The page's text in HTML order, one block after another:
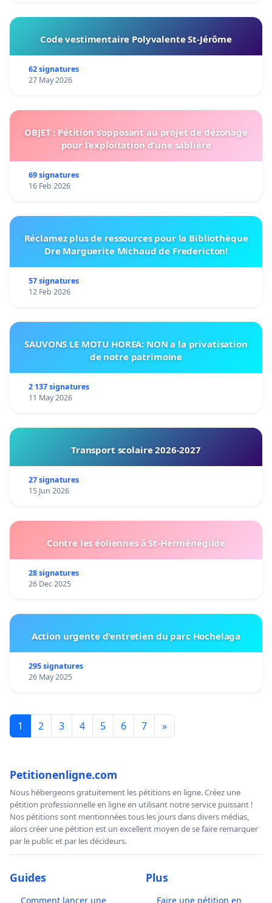
Code vestimentaire Polyvalente St-Jérôme
62 signatures
27 May 2026
OBJET : Pétition s’opposant au projet de dézonage
pour l’exploitation d’une sablière
69 signatures
16 Feb 2026
Réclamez plus de ressources pour la Bibliothèque
Dre Marguerite Michaud de Fredericton!
57 signatures
12 Feb 2026
SAUVONS LE MOTU HOREA: NON a la privatisation
de notre patrimoine
2 137 signatures
11 May 2026
Transport scolaire 2026-2027
27 signatures
15 Jun 2026
Contre les éoliennes à St-Herménégilde
28 signatures
26 Dec 2025
Action urgente d'entretien du parc Hochelaga
295 signatures
26 May 2025
1 2 3 4 5 6 7 »
Petitionenligne.com
Nous hébergeons gratuitement les pétitions en ligne. Créez une
pétition professionnelle en ligne en utilisant notre service puissant !
Nos pétitions sont mentionnées tous les jours dans divers médias,
alors créer une pétition est un excellent moyen de se faire remarquer
par le public et par les décideurs.
Guides
Comment lancer une
Plus
Faire une pétition en